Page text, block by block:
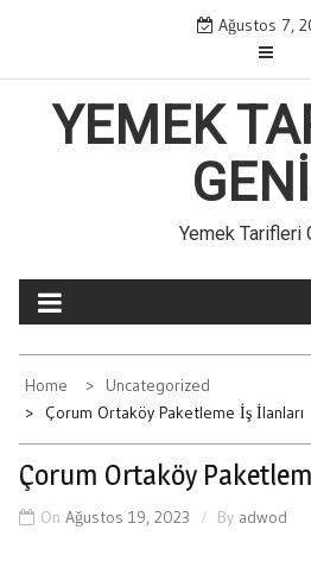
content
Ağustos 7,
YEMEK
Yemek Tarifleri
Home
Uncategorized
Çorum Ortaköy Paketleme İş İlanları
Çorum Ortaköy
On Ağustos 19, 2023 By adwod